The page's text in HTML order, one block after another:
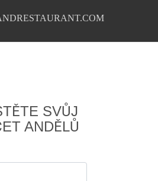
SVŮJ
ANDĚLŮ